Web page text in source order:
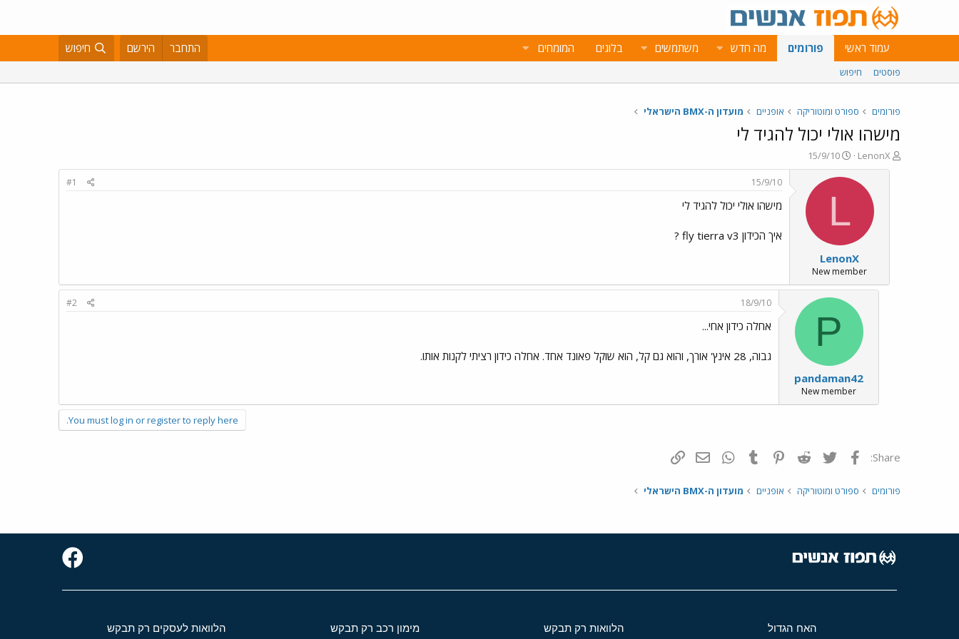
עמוד ראשי פורומים מה חדש משתמשים בלוגים המומחים התחבר הירשם חיפוש
פוסטים חיפוש
פורומים ספורט ומוטוריקה אופניים מועדון ה-BMX הישראלי
מישהו אולי יכול להגיד לי
פ
ו
LenonX
פ
ו
ר
ב
א
ר
י
ך
15/9/10
L
LenonX
New member
15/9/10
#1
מישהו אולי יכול להגיד לי
איך הכידון fly tierra v3 ?
P
pandaman42
New member
18/9/10
#2
אחלה כידון אחי...
גבוה, 28 אינץ' אורך, והוא גם קל, הוא שוקל פאונד אחד. אחלה כידון רציתי לקנות אותו.
You must log in or register to reply here.
Share: פייסבוק Twitter
Reddit
Pinterest
Tumblr
WhatsAppדואר אלקטרוני
פורומים ספורט ומוטוריקה אופניים מועדון ה-BMX הישראלי
האח הגדול הלוואות רק תבקש מימון רכב רק תבקש הלוואות לעסקים רק תבקש